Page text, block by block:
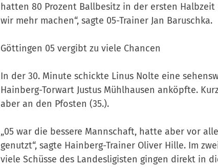
hatten 80 Prozent Ballbesitz in der ersten Halbzeit
wir mehr machen“, sagte 05-Trainer Jan Baruschka.
Göttingen 05 vergibt zu viele Chancen
In der 30. Minute schickte Linus Nolte eine
Hainberg-Torwart Justus Mühlhausen anköpfte.
aber an den Pfosten (35.).
„05 war die bessere Mannschaft, hatte aber vor
genutzt“, sagte Hainberg-Trainer Oliver Hille. Im
viele Schüsse des Landesligisten gingen direkt in